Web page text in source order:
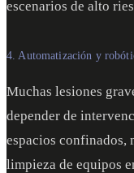
escenarios de alto
4. Automatización y
Muchas lesiones
depender de
espacios confinados,
limpieza de equipos